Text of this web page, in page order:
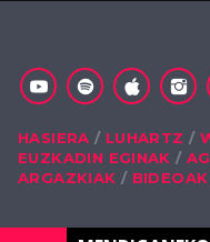
HASIERA LUHARTZ
EUZKADIN EGINAK
ARGAZKIAK
BIDEOAK